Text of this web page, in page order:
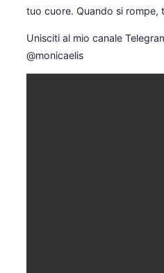
tuo cuore. Quando si rompe,
Unisciti al mio canale
@monicaelis